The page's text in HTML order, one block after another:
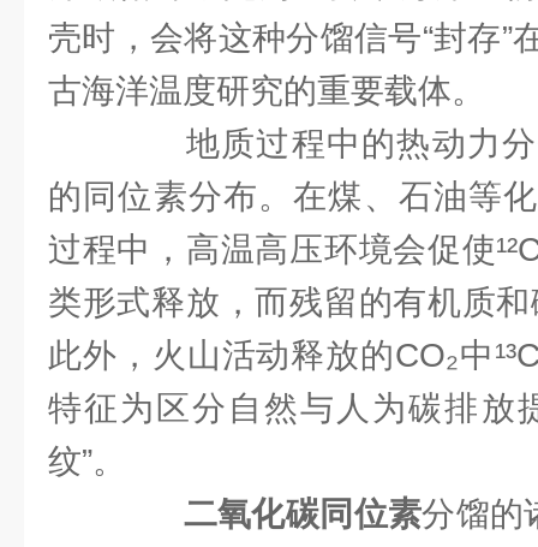
壳时，会将这种分馏信号“封存”
古海洋温度研究的重要载体。
地质过程中的热动力分
的同位素分布。在煤、石油等
过程中，高温高压环境会促使
类形式释放，而残留的有机质和
此外，火山活动释放的CO₂中
特征为区分自然与人为碳排放
纹”。
二氧化碳同位素分馏的